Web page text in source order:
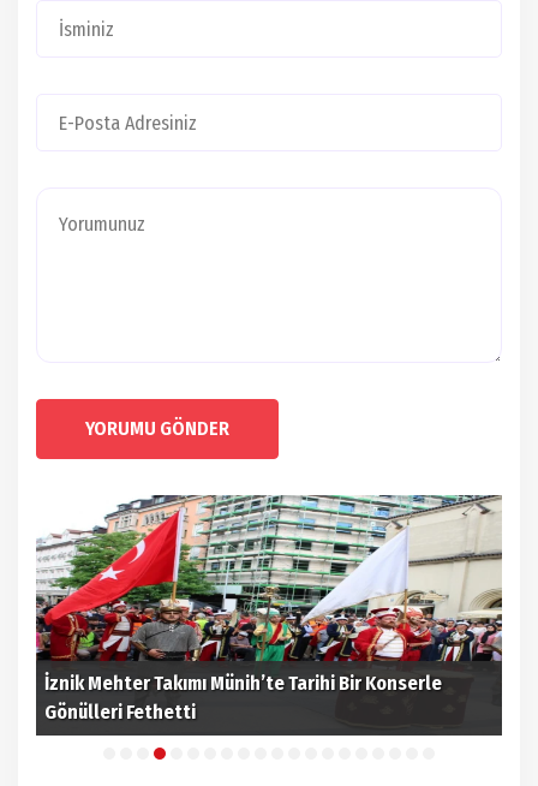
YORUMU GÖNDER
İznik Mehter Takımı Münih’te Tarihi Bir Konserle
Gönülleri Fethetti